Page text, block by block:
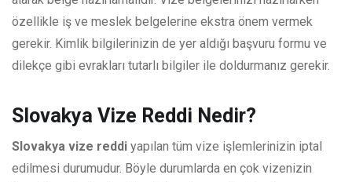
özellikle iş ve meslek belgelerine ekstra önem vermek
gerekir. Kimlik bilgilerinizin de yer aldığı başvuru formu ve
dilekçe gibi evrakları tutarlı bilgiler ile doldurmanız gerekir.
Slovakya Vize Reddi Nedir?
Slovakya vize reddi yapılan tüm vize işlemlerinizin iptal
edilmesi durumudur. Böyle durumlarda en çok vizenizin